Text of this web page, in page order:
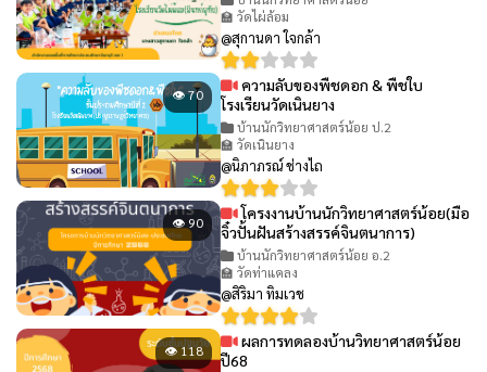
🏫 วัดไผ่ล้อม
@สุกานดา ใจกล้า
👁 70
ความลับของพืชดอก & พืชใบ
โรงเรียนวัดเนินยาง
บ้านนักวิทยาศาสตร์น้อย ป.2
🏫 วัดเนินยาง
@นิภาภรณ์ ช่างไถ
👁 90
โครงงานบ้านนักวิทยาศาสตร์น้อย(มือ
จิ๋วปั้นฝันสร้างสรรค์จินตนาการ)
บ้านนักวิทยาศาสตร์น้อย อ.2
🏫 วัดท่าแคลง
@สิริมา ทิมเวช
👁 118
ผลการทดลองบ้านวิทยาศาสตร์น้อย
ปี68